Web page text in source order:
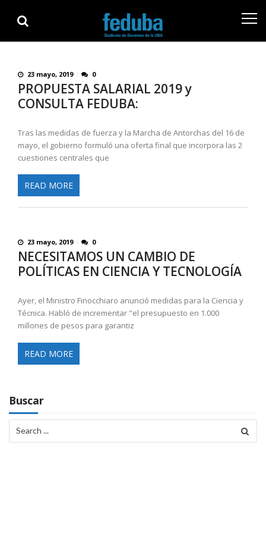
navigation
content
23 mayo, 2019 0
PROPUESTA SALARIAL 2019 y
CONSULTA FEDUBA:
Tras las medidas de fuerza y la Marcha de Antorchas del 16 de
mayo, el gobierno formuló una oferta final que incorpora las 2
cuestiones centrales que
READ MORE
23 mayo, 2019 0
NECESITAMOS UN CAMBIO DE
POLÍTICAS EN CIENCIA Y TECNOLOGÍA
Ayer, el Ministro Finocchiaro anunció medidas para la Ciencia y
Técnica. Habló de incrementar "el presupuesto en 1.000
millones de pesos para garantiz
READ MORE
Buscar
for: